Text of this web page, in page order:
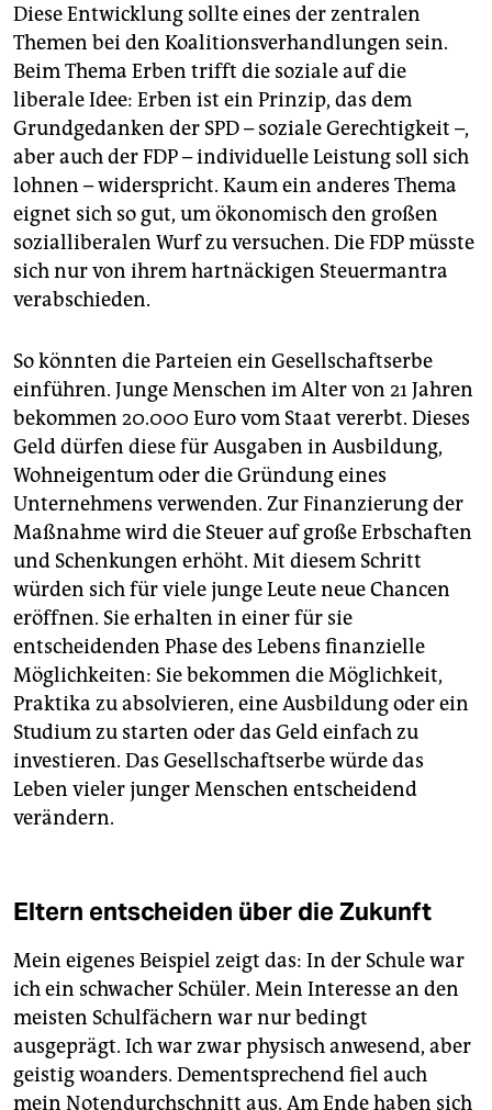
Diese Entwicklung sollte eines der zentralen
Themen bei den Koalitionsverhandlungen sein.
Beim Thema Erben trifft die soziale auf die
liberale Idee: Erben ist ein Prinzip, das dem
Grundgedanken der SPD – soziale Gerechtigkeit –,
aber auch der FDP – individuelle Leistung soll sich
lohnen – widerspricht. Kaum ein anderes Thema
eignet sich so gut, um ökonomisch den großen
sozialliberalen Wurf zu versuchen. Die FDP müsste
sich nur von ihrem hartnäckigen Steuermantra
verabschieden.
So könnten die Parteien ein Gesellschaftserbe
einführen. Junge Menschen im Alter von 21 Jahren
bekommen 20.000 Euro vom Staat vererbt. Dieses
Geld dürfen diese für Ausgaben in Ausbildung,
Wohneigentum oder die Gründung eines
Unternehmens verwenden. Zur Finanzierung der
Maßnahme wird die Steuer auf große Erbschaften
und Schenkungen erhöht. Mit diesem Schritt
würden sich für viele junge Leute neue Chancen
eröffnen. Sie erhalten in einer für sie
entscheidenden Phase des Lebens finanzielle
Möglichkeiten: Sie bekommen die Möglichkeit,
Praktika zu absolvieren, eine Ausbildung oder ein
Studium zu starten oder das Geld einfach zu
investieren. Das Gesellschaftserbe würde das
Leben vieler junger Menschen entscheidend
verändern.
Eltern entscheiden über die Zukunft
Mein eigenes Beispiel zeigt das: In der Schule war
ich ein schwacher Schüler. Mein Interesse an den
meisten Schulfä­chern war nur bedingt
ausgeprägt. Ich war zwar physisch anwesend, aber
geistig woanders. Dementsprechend fiel auch
mein Notendurch­schnitt aus. Am Ende haben sich